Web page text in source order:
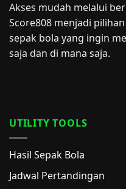
Akses mudah melalui
Score808 menjadi
sepak bola yang ingin
saja dan di mana saja.
UTILITY TOOLS
Hasil Sepak Bola
Jadwal Pertandingan